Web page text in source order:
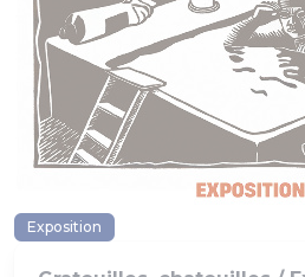
Exposition